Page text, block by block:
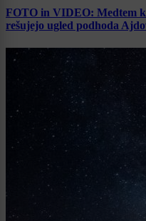
FOTO in VIDEO: Medtem
rešujejo ugled podhoda